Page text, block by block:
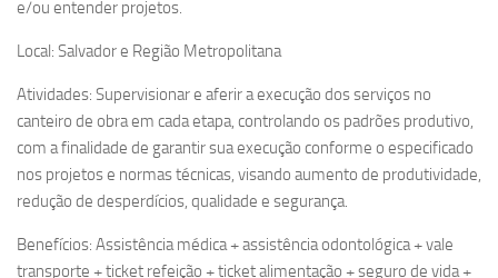
e/ou entender projetos.
Local: Salvador e Região Metropolitana
Atividades: Supervisionar e aferir a execução dos serviços no
canteiro de obra em cada etapa, controlando os padrões produtivo,
com a finalidade de garantir sua execução conforme o especificado
nos projetos e normas técnicas, visando aumento de produtividade,
redução de desperdícios, qualidade e segurança.
Benefícios: Assistência médica + assistência odontológica + vale
transporte + ticket refeição + ticket alimentação + seguro de vida +